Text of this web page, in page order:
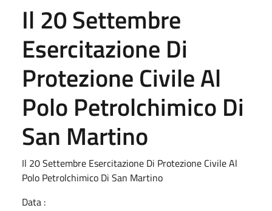
Il 20 Settembre
Esercitazione Di
Protezione Civile Al
Polo Petrolchimico Di
San Martino
Il 20 Settembre Esercitazione Di Protezione Civile Al
Polo Petrolchimico Di San Martino
Data :